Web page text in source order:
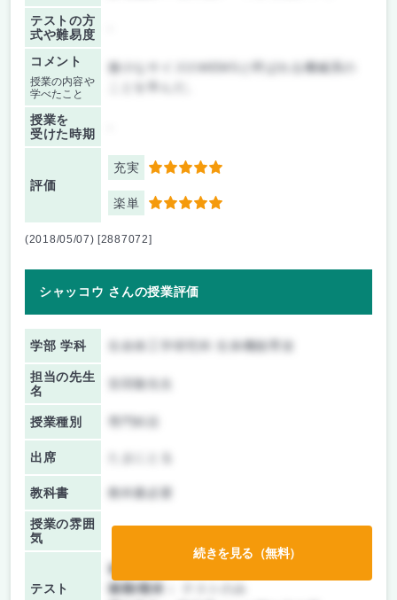
テストの方
式や難易度
コメント
授業の内容や
学べたこと
微小なサイズのMEMSと呼ばれる機械系の
授業を
受けた時期
評価
充実 5
楽単 5
(2018/05/07) [2887072]
シャッコウ さんの授業評価
学部 学科 生命体工学研究科 生体機能専攻
担当の先生
名
安田隆先生
授業種別
出席
教科書 教科書必要
授業の雰囲
気
テスト
前期/中間：
後期/期末：
続きを見る（無料）